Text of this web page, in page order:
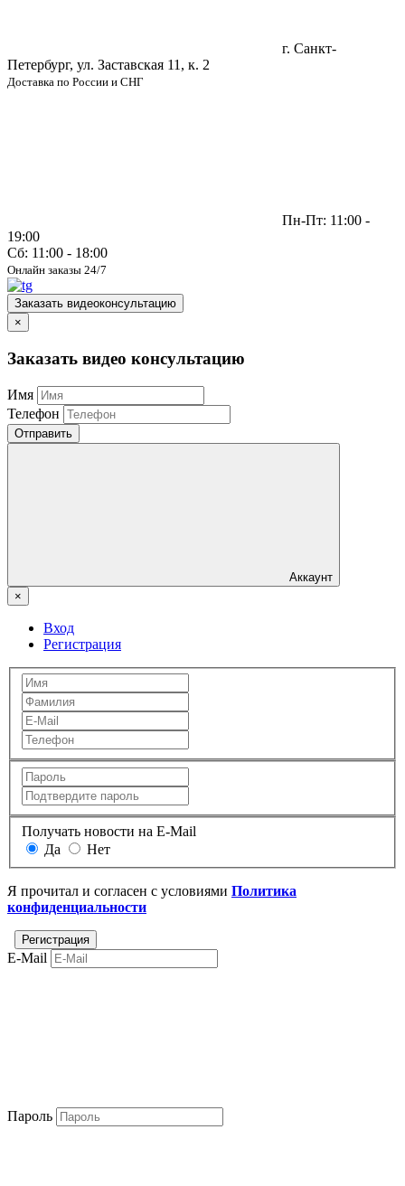
г. Санкт-
Петербург, ул. Заставская 11, к. 2
Доставка по России и СНГ
Пн-Пт: 11:00 -
19:00
Сб: 11:00 - 18:00
Онлайн заказы 24/7
Заказать видеоконсультацию
×
Заказать видео консультацию
Имя
Телефон
Отправить
Аккаунт
×
Вход
Регистрация
Получать новости на E-Mail
Да
Нет
Я прочитал и согласен с условиями Политика
конфиденциальности
E-Mail
Пароль